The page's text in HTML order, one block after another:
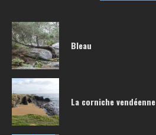
Bleau
La corniche vendéenne